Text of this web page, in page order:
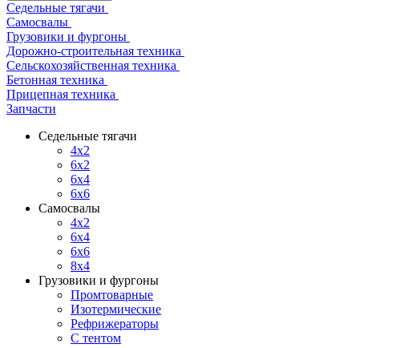
Седельные тягачи
Самосвалы
Грузовики и фургоны
Дорожно-строительная техника
Сельскохозяйственная техника
Бетонная техника
Прицепная техника
Запчасти
Седельные тягачи
4x2
6x2
6x4
6x6
Самосвалы
4x2
6x4
6x6
8x4
Грузовики и фургоны
Промтоварные
Изотермические
Рефрижераторы
С тентом